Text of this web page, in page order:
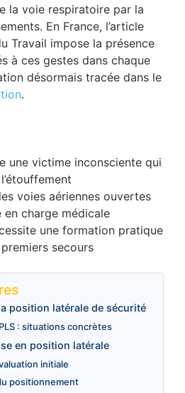
la voie respiratoire par la
En France, l’article
Travail impose la présence
à ces gestes dans chaque
désormais tracée dans le
.
une victime inconsciente qui
voies aériennes ouvertes
en charge médicale
une formation pratique
secours
position latérale de sécurité
: situations concrètes
en position latérale
initiale
positionnement